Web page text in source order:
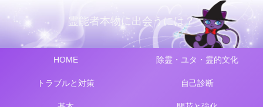
霊能者本物に出会うには？
HOME 除霊・ユタ・霊的文化
トラブルと対策 自己診断